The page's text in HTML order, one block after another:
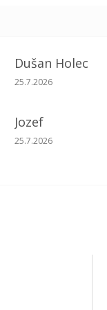
Dušan Holec
Hodnotenie
25.7.2026
Jozef
Hodnotenie
25.7.2026